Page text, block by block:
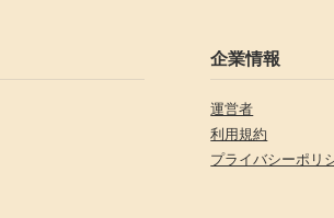
企業情報
運営者
利用規約
プライバシーポリ